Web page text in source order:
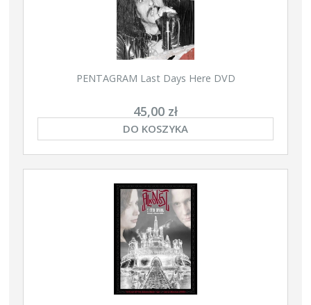
PENTAGRAM Last Days Here DVD
45,00 zł
DO KOSZYKA